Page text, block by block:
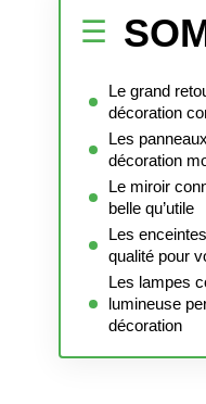
Le grand
décoration
Les
décoration
Le miroir
belle qu’utile
Les
qualité pour
Les lampes
lumineuse
décoration